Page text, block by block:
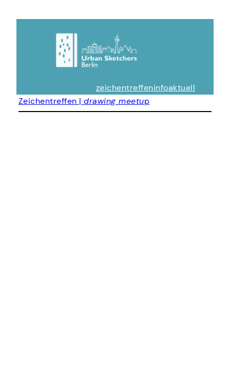
zeichentreffeninfoaktuell
Zeichentreffen |drawing meetup